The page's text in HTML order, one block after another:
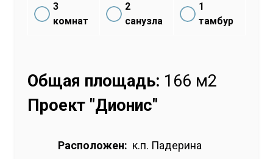
3
комнат
2
санузла
1
тамбур
Общая площадь: 166 м2
Проект "Дионис"
Расположен: к.п. Падерина